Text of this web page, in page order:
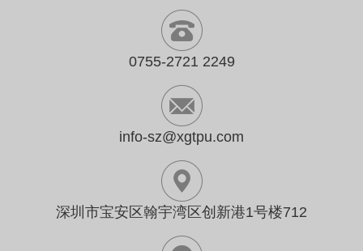
0755-2721 2249
info-sz@xgtpu.com
深圳市宝安区翰宇湾区创新港1号楼712